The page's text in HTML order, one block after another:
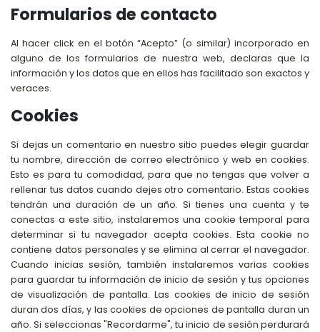
Formularios de contacto
Al hacer click en el botón “Acepto” (o similar) incorporado en
alguno de los formularios de nuestra web, declaras que la
información y los datos que en ellos has facilitado son exactos y
veraces.
Cookies
Si dejas un comentario en nuestro sitio puedes elegir guardar
tu nombre, dirección de correo electrónico y web en cookies.
Esto es para tu comodidad, para que no tengas que volver a
rellenar tus datos cuando dejes otro comentario. Estas cookies
tendrán una duración de un año. Si tienes una cuenta y te
conectas a este sitio, instalaremos una cookie temporal para
determinar si tu navegador acepta cookies. Esta cookie no
contiene datos personales y se elimina al cerrar el navegador.
Cuando inicias sesión, también instalaremos varias cookies
para guardar tu información de inicio de sesión y tus opciones
de visualización de pantalla. Las cookies de inicio de sesión
duran dos días, y las cookies de opciones de pantalla duran un
año. Si seleccionas "Recordarme", tu inicio de sesión perdurará